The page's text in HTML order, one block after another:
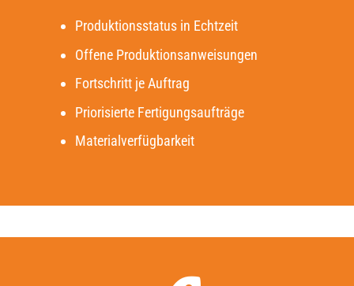
Produktionsstatus in Echtzeit
Offene Produktionsanweisungen
Fortschritt je Auftrag
Priorisierte Fertigungsaufträge
Materialverfügbarkeit